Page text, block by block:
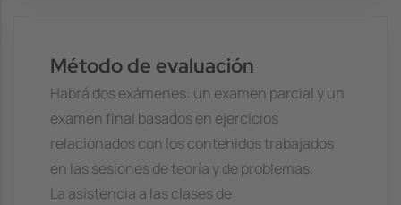
Método de evaluación
Habrá dos exámenes: un examen parcial y un
examen final basados en ejercicios
relacionados con los contenidos trabajados
en las sesiones de teoría y de problemas.
La asistencia a las clases de